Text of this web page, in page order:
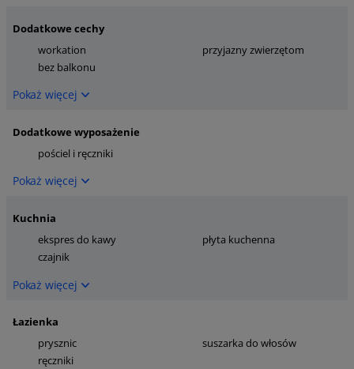
Dodatkowe cechy
workation
przyjazny zwierzętom
bez balkonu
Pokaż więcej
Dodatkowe wyposażenie
pościel i ręczniki
Pokaż więcej
Kuchnia
ekspres do kawy
płyta kuchenna
czajnik
Pokaż więcej
Łazienka
prysznic
suszarka do włosów
ręczniki